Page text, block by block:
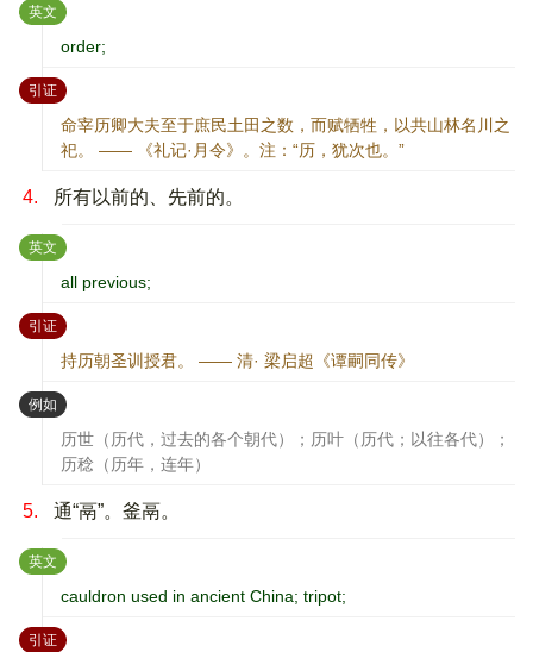
英文 ：
order;
引证：
命宰历卿大夫至于庶民土田之数，而赋牺牲，以共山林名川之
祀。 —— 《礼记·月令》。注：“历，犹次也。”
4. 所有以前的、先前的。
英文 ：
all previous;
引证：
持历朝圣训授君。 —— 清· 梁启超《谭嗣同传》
例如 ：
历世（历代，过去的各个朝代）；历叶（历代；以往各代）；
历稔（历年，连年）
5. 通“鬲”。釜鬲。
英文 ：
cauldron used in ancient China; tripot;
引证：